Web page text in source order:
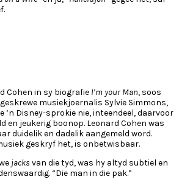
Cohen in sy biografie I’m your Man, soos
musiekjoernalis Sylvie Simmons,
’n Disney-sprokie nie, inteendeel, daarvoor
en jeukerig boonop. Leonard Cohen was
duidelik en dadelik aangemeld word.
geskryf het, is onbetwisbaar.
jacks van die tyd, was hy altyd subtiel en
“Die man in die pak.”